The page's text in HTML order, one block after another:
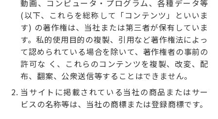
動画、コンピュータ・プログラム、各種データ等
(以下、これらを総称して「コンテンツ」といいま
す) の著作権は、当社または第三者が保有していま
す。私的使用目的の複製、引用など著作権法によっ
て認められている場合を除いて、著作権者の事前の
許可な く、これらのコンテンツを複製、改変、配
布、翻案、公衆送信等することはできません。
当サイトに掲載されている当社の商品またはサー
ビスの名称等は、当社の商標または登録商標です。